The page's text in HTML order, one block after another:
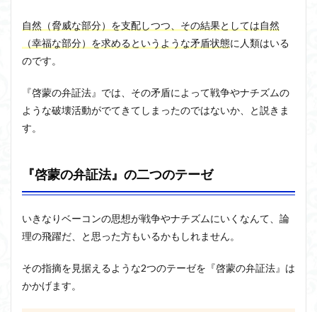
自然（脅威な部分）を支配しつつ、その結果としては自然
（幸福な部分）を求めるというような矛盾状態に人類はいる
のです。
『啓蒙の弁証法』では、その矛盾によって戦争やナチズムの
ような破壊活動がでてきてしまったのではないか、と説きま
す。
『啓蒙の弁証法』の二つのテーゼ
いきなりベーコンの思想が戦争やナチズムにいくなんて、論
理の飛躍だ、と思った方もいるかもしれません。
その指摘を見据えるような2つのテーゼを『啓蒙の弁証法』は
かかげます。